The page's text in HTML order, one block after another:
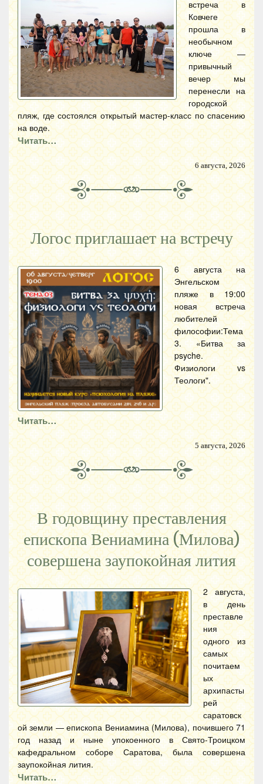
встреча в
Ковчеге
прошла в
необычном
ключе —
привычный
вечер мы
перенесли на
городской
пляж, где состоялся открытый мастер-класс по спасению
на воде.
Читать…
6 августа, 2026
Логос приглашает на встречу
6 августа на
Энгельском
пляже в 19:00
новая встреча
любителей
философии:Тема
3. «Битва за
psyche.
Физиологи vs
Теологи".
Читать…
5 августа, 2026
В годовщину преставления
епископа Вениамина (Милова)
совершена заупокойная лития
2 августа,
в день
преставле
ния
одного из
самых
почитаем
ых
архипасты
рей
саратовск
ой земли — епископа Вениамина (Милова), почившего 71
год назад и ныне упокоенного в Свято-Троицком
кафедральном соборе Саратова, была совершена
заупокойная лития.
Читать…